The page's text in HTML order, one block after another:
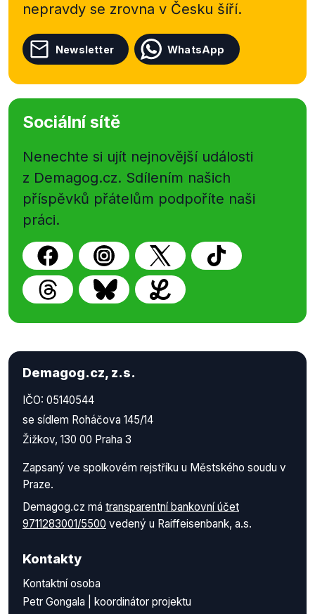
nepravdy se zrovna v Česku šíří.
Newsletter WhatsApp
Sociální sítě
Nenechte si ujít nejnovější události
z Demagog.cz. Sdílením našich
příspěvků přátelům podpoříte naši
práci.
Demagog.cz, z.s.
IČO: 05140544
se sídlem Roháčova 145/14
Žižkov, 130 00 Praha 3
Zapsaný ve spolkovém rejstříku u Městského soudu v
Praze.
Demagog.cz má transparentní bankovní účet
9711283001/5500 vedený u Raiffeisenbank, a.s.
Kontakty
Kontaktní osoba
Petr Gongala | koordinátor projektu